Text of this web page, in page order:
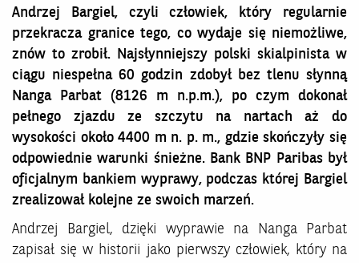
Andrzej Bargiel, czyli człowiek, który regularnie
przekracza granice tego, co wydaje się niemożliwe,
znów to zrobił. Najsłynniejszy polski skialpinista w
ciągu niespełna 60 godzin zdobył bez tlenu słynną
Nanga Parbat (8126 m n.p.m.), po czym dokonał
pełnego zjazdu ze szczytu na nartach aż do
wysokości około 4400 m n. p. m., gdzie skończyły się
odpowiednie warunki śnieżne. Bank BNP Paribas był
oficjalnym bankiem wyprawy, podczas której Bargiel
zrealizował kolejne ze swoich marzeń.
Andrzej Bargiel, dzięki wyprawie na Nanga Parbat
zapisał się w historii jako pierwszy człowiek, który na